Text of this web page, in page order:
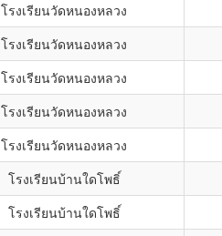
โรงเรียนวัดหนองหลวง
โรงเรียนวัดหนองหลวง
โรงเรียนวัดหนองหลวง
โรงเรียนวัดหนองหลวง
โรงเรียนวัดหนองหลวง
โรงเรียนบ้านใดโพธิ์
โรงเรียนบ้านใดโพธิ์